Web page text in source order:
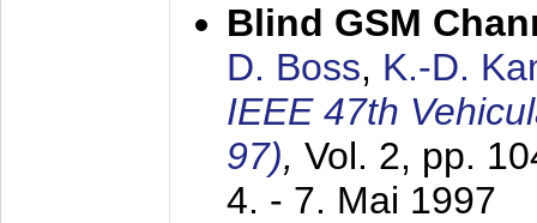
Blind GSM
D. Boss, K.-D.
IEEE 47th
97), Vol. 2, pp.
4. - 7. Mai 1997